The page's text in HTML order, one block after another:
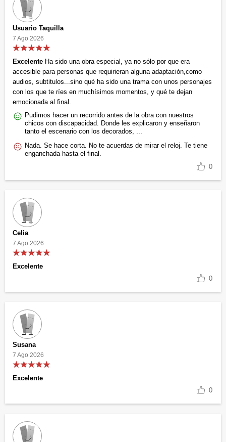
Usuario Taquilla
7 Ago 2026
Excelente Ha sido una obra especial, ya no sólo por que era
accesible para personas que requirieran alguna adaptación,como
audios, subtitulos...sino qué ha sido una trama con unos personajes
con los que te ríes en muchísimos momentos, y qué te dejan
emocionada al final.
Pudimos hacer un recorrido antes de la obra con nuestros
chicos con discapacidad. Donde les explicaron y enseñaron
tanto el escenario con los decorados, ...
Nada. Se hace corta. No te acuerdas de mirar el reloj. Te tiene
enganchada hasta el final.
0
Celia
7 Ago 2026
Excelente
0
Susana
7 Ago 2026
Excelente
0